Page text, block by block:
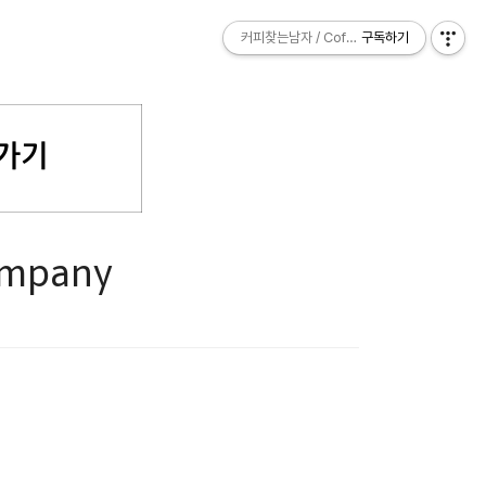
커피찾는남자 / Coffee Explorer
구독하기
커피찾는남자 / Coffee Explorer
구독하기